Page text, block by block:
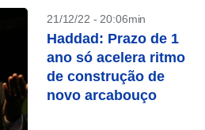
21/12/22 - 20:06min
Haddad: Prazo de 1
ano só acelera ritmo
de construção de
novo arcabouço